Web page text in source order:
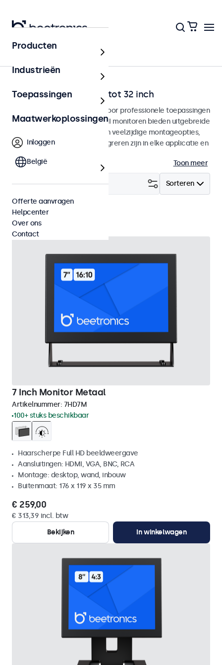
Home
HDMI monitoren van 7 tot 32 inch
HDMI monitoren ontworpen voor professionele toepassingen
en continu gebruik. Deze HDMI monitoren bieden uitgebreide
configuratiemogelijkheden en veelzijdige montageopties,
waarmee ze naadloos te integreren zijn in elke applicatie en
Toon meer
Sorteren
Filter (23)
HDMI Wis alle filters
7 Inch Monitor Metaal
Artikelnummer: 7HD7M
100+ stuks beschikbaar
Haarscherpe Full HD beeldweergave
Aansluitingen: HDMI, VGA, BNC, RCA
Montage: desktop, wand, inbouw
Buitenmaat: 176 x 119 x 35 mm
€ 259,00
€ 313,39 incl. btw
Bekijken
In winkelwagen
Producten
Industrieën
Toepassingen
Maatwerkoplossingen
Inloggen
België
Offerte aanvragen
Helpcenter
Over ons
Contact